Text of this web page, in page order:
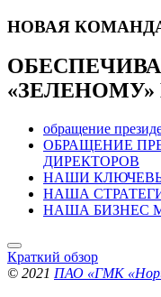
НОВАЯ
обращение
ОБРАЩЕНИЕ
ДИРЕКТОРОВ
НАШИ
НАША
НАША БИЗНЕС
Краткий обзор
© 2021 ПАО «ГМК